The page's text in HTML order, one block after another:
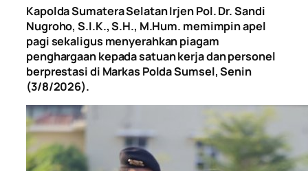
Kapolda Sumatera Selatan Irjen Pol. Dr. Sandi
Nugroho, S.I.K., S.H., M.Hum. memimpin apel
pagi sekaligus menyerahkan piagam
penghargaan kepada satuan kerja dan personel
berprestasi di Markas Polda Sumsel, Senin
(3/8/2026).